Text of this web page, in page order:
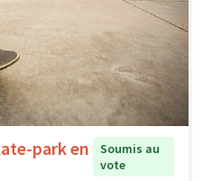
park en
Soumis au
vote